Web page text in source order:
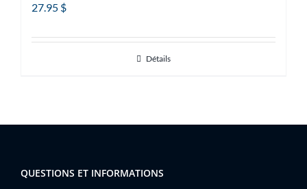
27.95 $
Détails
QUESTIONS ET INFORMATIONS